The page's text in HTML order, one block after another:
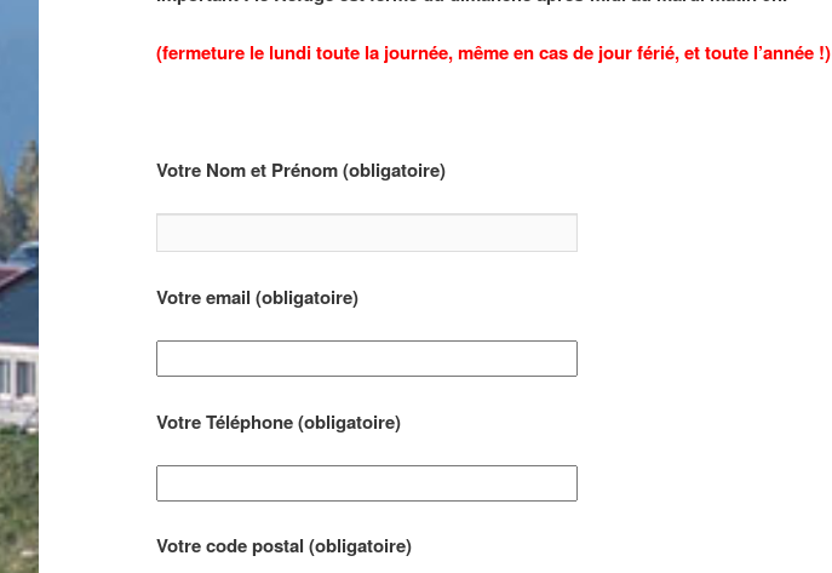
(fermeture le lundi toute la journée, même en cas de jour férié, et toute l’année !)
Votre Nom et Prénom (obligatoire)
Votre email (obligatoire)
Votre Téléphone (obligatoire)
Votre code postal (obligatoire)